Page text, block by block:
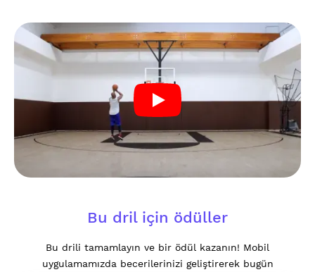
Bu dril için ödüller
Bu drili tamamlayın ve bir ödül kazanın! Mobil
uygulamamızda becerilerinizi geliştirerek bugün